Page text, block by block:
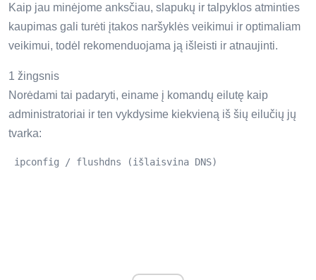
Kaip jau minėjome anksčiau, slapukų ir talpyklos atminties
kaupimas gali turėti įtakos naršyklės veikimui ir optimaliam
veikimui, todėl rekomenduojama ją išleisti ir atnaujinti.
1 žingsnis
Norėdami tai padaryti, einame į komandų eilutę kaip
administratoriai ir ten vykdysime kiekvieną iš šių eilučių jų
tvarka:
ipconfig / flushdns (išlaisvina DNS)